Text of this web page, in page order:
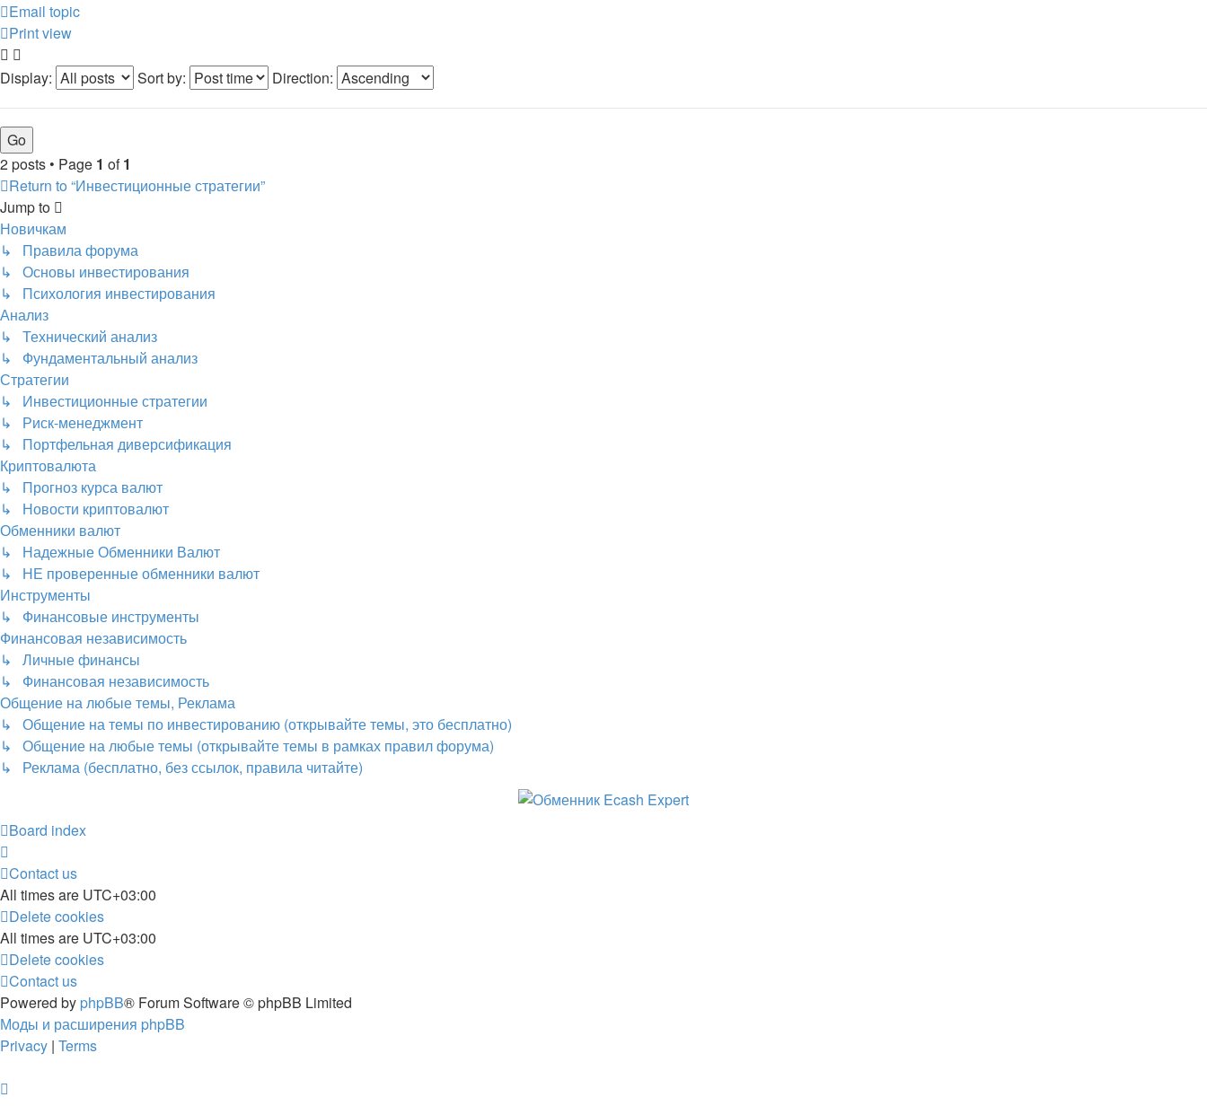
Email topic
Print view
Display: Sort by: Direction:
2 posts • Page 1 of1
Return to “Инвестиционные стратегии”
Jump to
Новичкам
↳ Правила форума
↳ Основы инвестирования
↳ Психология инвестирования
Анализ
↳ Технический анализ
↳ Фундаментальный анализ
Стратегии
↳ Инвестиционные стратегии
↳ Риск-менеджмент
↳ Портфельная диверсификация
Криптовалюта
↳ Прогноз курса валют
↳ Новости криптовалют
Обменники валют
↳ Надежные Обменники Валют
↳ НЕ проверенные обменники валют
Инструменты
↳ Финансовые инструменты
Финансовая независимость
↳ Личные финансы
↳ Финансовая независимость
Общение на любые темы, Реклама
↳ Общение на темы по инвестированию (открывайте темы, это бесплатно)
↳ Общение на любые темы (открывайте темы в рамках правил форума)
↳ Реклама (бесплатно, без ссылок, правила читайте)
Board index
Contact us
All times are UTC+03:00
Delete cookies
All times are UTC+03:00
Delete cookies
Contact us
Powered by phpBB® Forum Software © phpBB Limited
Моды и расширения phpBB
Privacy | Terms